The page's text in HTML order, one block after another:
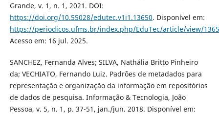
Grande, v. 1, n. 1, 2021. DOI:
https://doi.org/10.55028/edutec.v1i1.13650. Disponível em:
https://periodicos.ufms.br/index.php/EduTec/article/view/
Acesso em: 16 jul. 2025.
SANCHEZ, Fernanda Alves; SILVA, Nathália Britto Pinheiro
da; VECHIATO, Fernando Luiz. Padrões de metadados para
representação e organização da informação em repositórios
de dados de pesquisa. Informação & Tecnologia, João
Pessoa, v. 5, n. 1, p. 37-51, jan./jun. 2018. Disponível em: